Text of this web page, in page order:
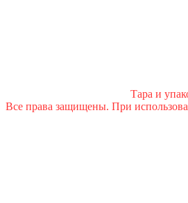
Тара и
Все права защищены. При